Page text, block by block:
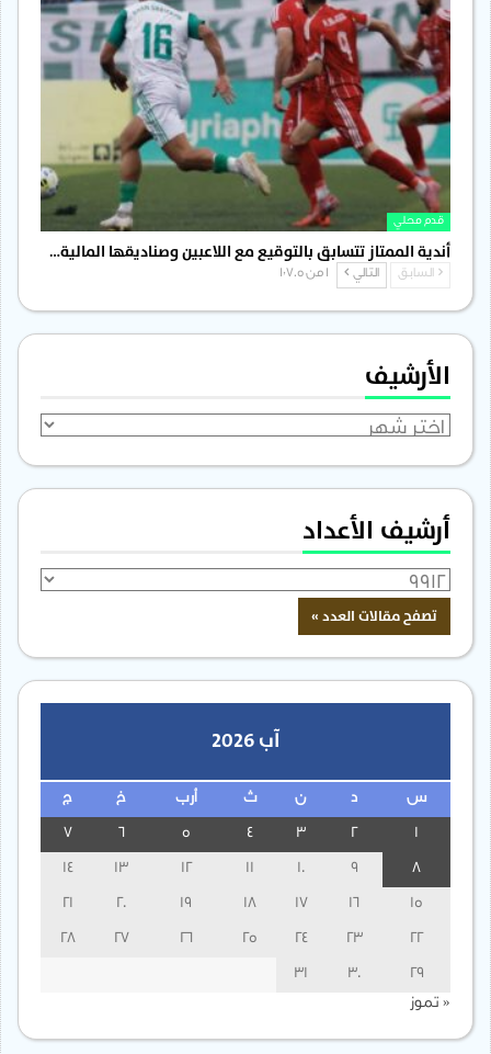
قدم محلي
أندية الممتاز تتسابق بالتوقيع مع اللاعبين وصناديقها المالية…
السابق التالي
الأرشيف
الأرشيف
أرشيف الأعداد
آب 2026
س ن ث أرب خ ج
3
13
14
15
16
17
18
19
20
21
22
23
24
25
26
27
28
29
30
31
« تموز